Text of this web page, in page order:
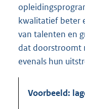
kwalitatief beter
van talenten en
dat doorstroomt
evenals hun
Voorbeeld: